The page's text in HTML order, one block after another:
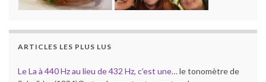
ARTICLES LES PLUS LUS
Le La à 440 Hz au lieu de 432 Hz, c’est une…le tonomètre de